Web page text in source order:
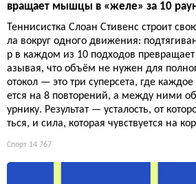
вращает мышцы в «желе» за 10
Теннисистка Слоан Стивенс строит
ла вокруг одного движения:
р в каждом из 10 подходов
азывая, что объём не нужен для
отокол — это три суперсета, где
ется на 8 повторений, а между ними
урнику. Результат — усталость, от
ться, и сила, которая чувствуется на
Спорт 14 767